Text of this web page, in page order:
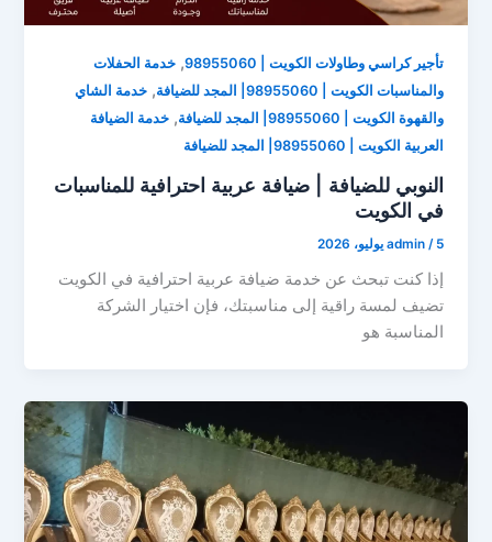
تأجير كراسي وطاولات الكويت | 98955060 ,خدمة الحفلات
والمناسبات الكويت | 98955060| المجد للضيافة
,خدمة الشاي
والقهوة الكويت | 98955060| المجد للضيافة
,خدمة الضيافة
العربية الكويت | 98955060| المجد للضيافة
النوبي للضيافة | ضيافة عربية احترافية للمناسبات
في الكويت
admin / 5 يوليو، 2026
إذا كنت تبحث عن خدمة ضيافة عربية احترافية في الكويت
تضيف لمسة راقية إلى مناسبتك، فإن اختيار الشركة
المناسبة هو